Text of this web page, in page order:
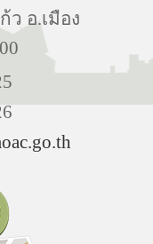
ว อ.เมือง